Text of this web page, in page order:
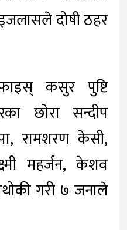
दोषी ठहर
कसुर पुष्टि
छोरा सन्दीप
रामशरण केसी,
महर्जन, केशव
गरी ७ जनाले